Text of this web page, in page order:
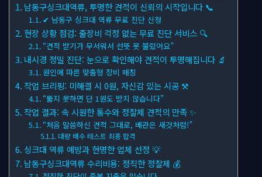
남동구싱크대역류, 투명한 견적이 신뢰의 시작입니다 📞
✔ 남동구 싱크대 역류 무료 진단 신청
현장 상황 점검: 출장비 걱정 없는 무료 진단 서비스 🔍
“견적 받기가 무서워서 선뜻 못 불렀어요”
내시경 정밀 진단: 눈으로 확인해야 견적이 투명해집니다 🔬
원인에 따른 맞춤형 장비 매칭
작업 브리핑: 미해결 시 0원, 자신감 있는 시공 ⚒
“뚫지 못하면 단 1원도 받지 않습니다”
작업 결과: 속 시원한 통수와 정찰제 견적의 만족 ✨
“처음 말씀하신 견적 그대로, 배관은 새것처럼!”
대량 배수 테스트 최종 합격
싱크대 역류 예방과 현명한 업체 선정 💡
남동구싱크대역류 수리비용: 정직한 정찰제 💰